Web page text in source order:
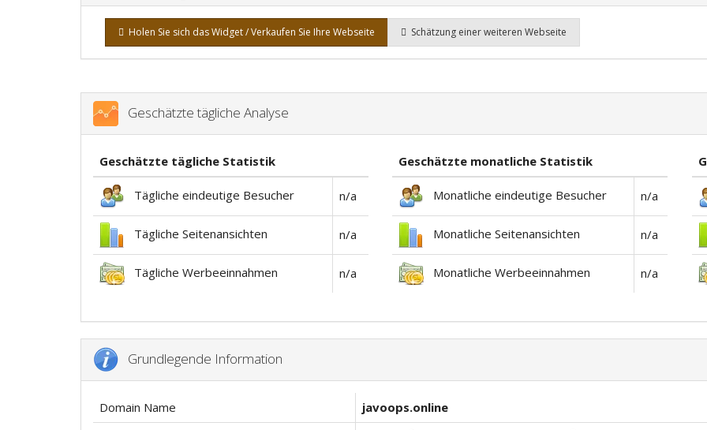
Holen Sie sich das Widget / Verkaufen Sie Ihre Webseite Schätzung einer weiteren Webseite
Geschätzte tägliche Analyse
Geschätzte tägliche Statistik
Tägliche eindeutige Besucher n/a
Tägliche Seitenansichten n/a
Tägliche Werbeeinnahmen n/a
Geschätzte monatliche Statistik
Monatliche eindeutige Besucher n/a
Monatliche Seitenansichten n/a
Monatliche Werbeeinnahmen n/a
Grundlegende Information
Domain Name
javoops.online